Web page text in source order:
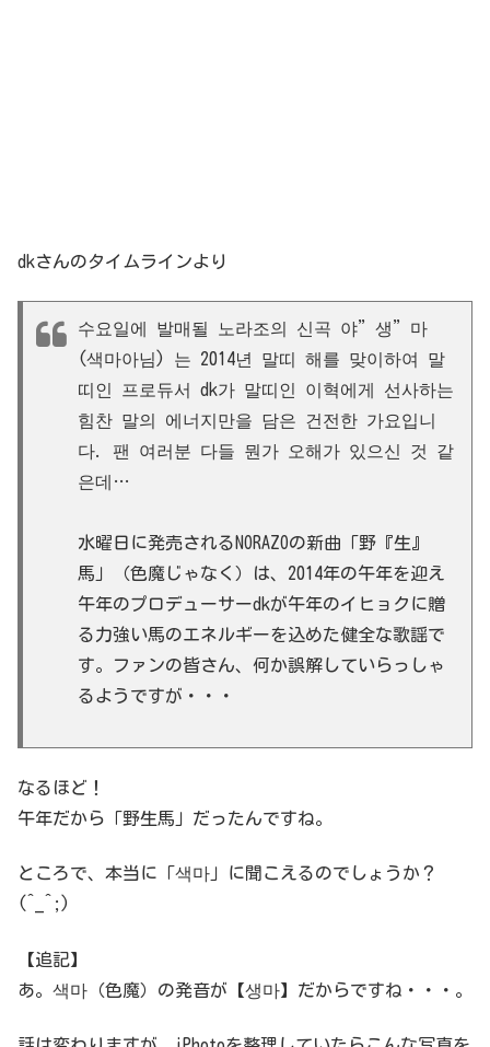
dkさんのタイムラインより
수요일에 발매될 노라조의 신곡 야”생”마
(색마아님) 는 2014년 말띠 해를 맞이하여 말
띠인 프로듀서 dk가 말띠인 이혁에게 선사하는
힘찬 말의 에너지만을 담은 건전한 가요입니
다. 팬 여러분 다들 뭔가 오해가 있으신 것 같
은데…
水曜日に発売されるNORAZOの新曲「野『生』
馬」（色魔じゃなく）は、2014年の午年を迎え
午年のプロデューサーdkが午年のイヒョクに贈
る力強い馬のエネルギーを込めた健全な歌謡で
す。ファンの皆さん、何か誤解していらっしゃ
るようですが・・・
なるほど！
午年だから「野生馬」だったんですね。
ところで、本当に「색마」に聞こえるのでしょうか？
(^_^;)
【追記】
あ。색마（色魔）の発音が【생마】だからですね・・・。